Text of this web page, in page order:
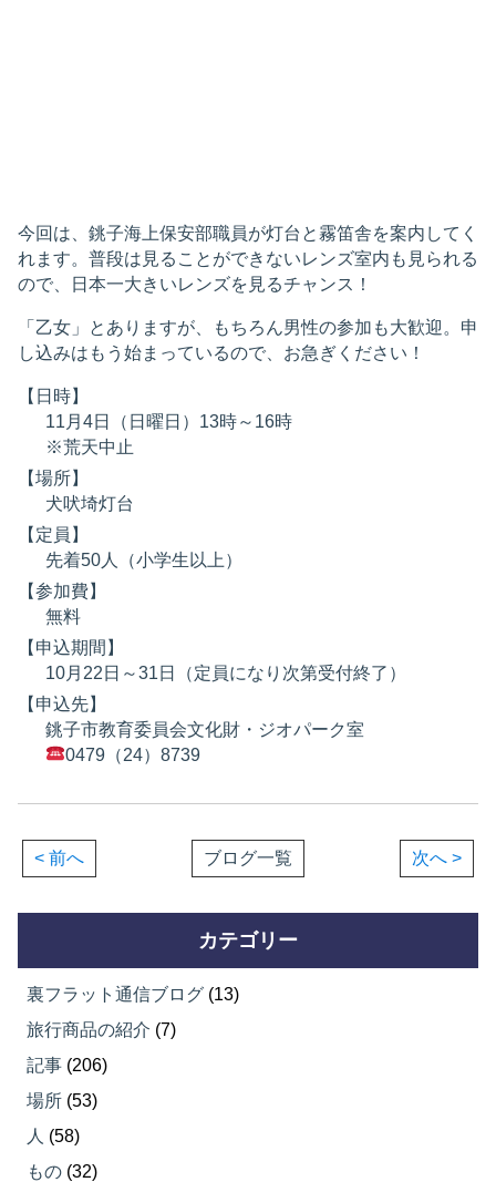
今回は、銚子海上保安部職員が灯台と霧笛舎を案内してく
れます。普段は見ることができないレンズ室内も見られる
ので、日本一大きいレンズを見るチャンス！
「乙女」とありますが、もちろん男性の参加も大歓迎。申
し込みはもう始まっているので、お急ぎください！
【日時】
11月4日（日曜日）13時～16時
※荒天中止
【場所】
犬吠埼灯台
【定員】
先着50人（小学生以上）
【参加費】
無料
【申込期間】
10月22日～31日（定員になり次第受付終了）
【申込先】
銚子市教育委員会文化財・ジオパーク室
0479（24）8739
< 前へ ブログ一覧 次へ >
カテゴリー
裏フラット通信ブログ (13)
旅行商品の紹介 (7)
記事 (206)
場所 (53)
人 (58)
もの (32)